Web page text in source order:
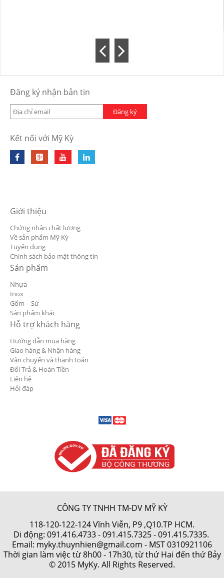
Đăng ký nhận bản tin
Đăng ký
Kết nối với Mỹ Kỳ
Giới thiệu
Chứng nhận chất lượng
Về sản phẩm Mỹ Kỳ
Tuyển dụng
Chính sách bảo mật thông tin
Sản phẩm
Nhựa
Inox
Gốm – Sứ
Sản phẩm khác
Hỗ trợ khách hàng
Hướng dẫn mua hàng
Giao hàng & Nhận hàng
Vận chuyển và thanh toán
Đổi Trả & Hoàn Tiền
Liên hệ
Hỏi đáp
CÔNG TY TNHH TM-DV MỸ KỲ
118-120-122-124 Vĩnh Viễn, P9 ,Q10.TP HCM.
Di động: 091.416.4733-091.415.7325- 091.415.7335.
Email: myky.thuynhien@gmail.com - MST 0310921106
Thời gian làm việc từ 8h00 - 17h30, từ thứ Hai đến thứ Bảy
© 2015 MyKy. All Rights Reserved.